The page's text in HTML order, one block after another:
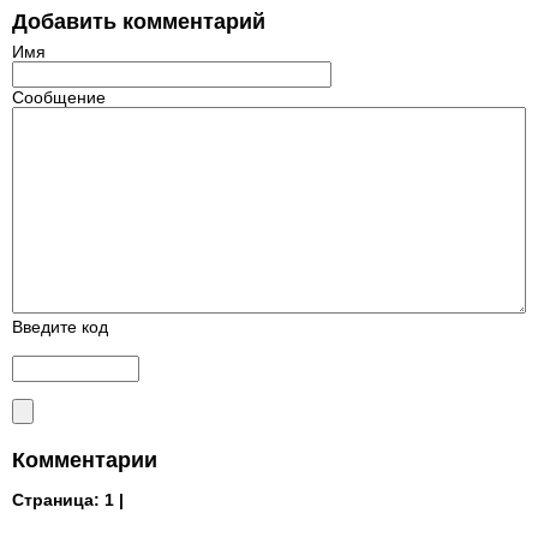
Добавить комментарий
Имя
Сообщение
Введите код
Комментарии
Страница: 1 |